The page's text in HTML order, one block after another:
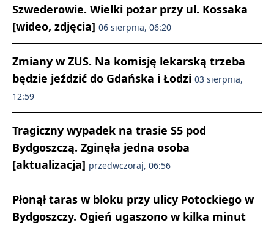
Szwederowie. Wielki pożar przy ul. Kossaka
[wideo, zdjęcia] 06 sierpnia, 06:20
Zmiany w ZUS. Na komisję lekarską trzeba
będzie jeździć do Gdańska i Łodzi 03 sierpnia,
12:59
Tragiczny wypadek na trasie S5 pod
Bydgoszczą. Zginęła jedna osoba
[aktualizacja] przedwczoraj, 06:56
Płonął taras w bloku przy ulicy Potockiego w
Bydgoszczy. Ogień ugaszono w kilka minut